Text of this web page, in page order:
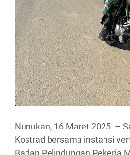
Nunukan, 16 Maret 2025 –
Kostrad bersama instansi
Badan Pelindungan Pekerja